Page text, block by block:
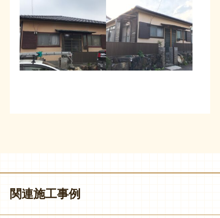
関連施工事例